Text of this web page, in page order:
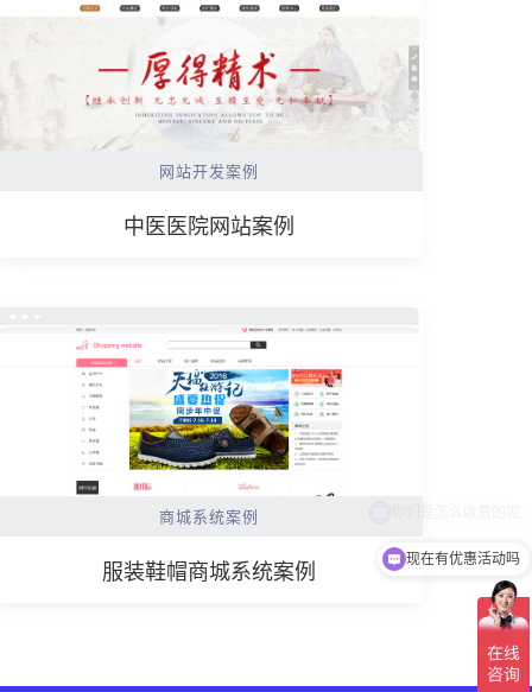
网站开发案例
中医医院网站案例
商城系统案例
服装鞋帽商城系统案例 现在有优惠活动吗